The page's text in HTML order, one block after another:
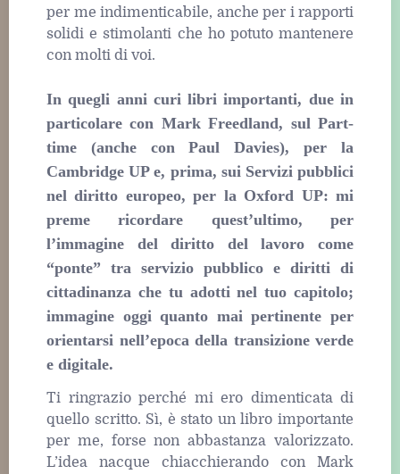
per me indimenticabile, anche per i rapporti
solidi e stimolanti che ho potuto mantenere
con molti di voi.
In quegli anni curi libri importanti, due in
particolare con Mark Freedland, sul Part-
time (anche con Paul Davies), per la
Cambridge UP e, prima, sui Servizi pubblici
nel diritto europeo, per la Oxford UP: mi
preme ricordare quest’ultimo, per
l’immagine del diritto del lavoro come
“ponte” tra servizio pubblico e diritti di
cittadinanza che tu adotti nel tuo capitolo;
immagine oggi quanto mai pertinente per
orientarsi nell’epoca della transizione verde
e digitale.
Ti ringrazio perché mi ero dimenticata di
quello scritto. Sì, è stato un libro importante
per me, forse non abbastanza valorizzato.
L’idea nacque chiacchierando con Mark